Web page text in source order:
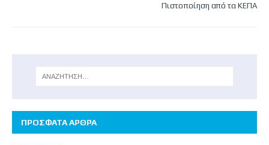
Πιστοποίηση από τα ΚΕΠΑ
ΠΡΟΣΦΑΤΑ ΑΡΘΡΑ